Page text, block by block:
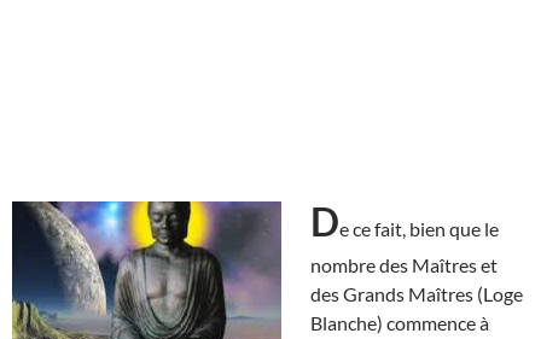
De ce fait, bien que le
nombre des Maîtres et
des Grands Maîtres (Loge
Blanche) commence à